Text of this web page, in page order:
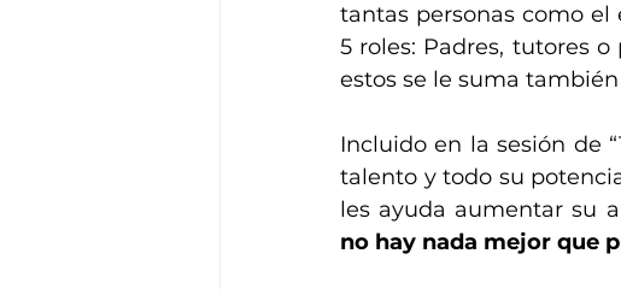
tantas personas como
5 roles: Padres, tutores
estos se le suma
Incluido en la sesión de
talento y todo su
no hay nada mejor que